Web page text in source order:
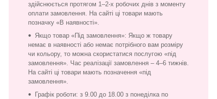
здійснюється протягом 1–2-х робочих днів з моменту
оплати замовлення. На сайті ці товари мають
позначку «В наявності».
Якщо товар «Під замовлення»: Якщо ж товару
немає в наявності або немає потрібного вам розміру
чи кольору, то можна скористатися послугою «під
замовлення». Час реалізації замовлення – 4–6 тижнів.
На сайті ці товари мають позначення «під
замовлення».
Графік роботи: з 9.00 до 18.00 з понеділка по